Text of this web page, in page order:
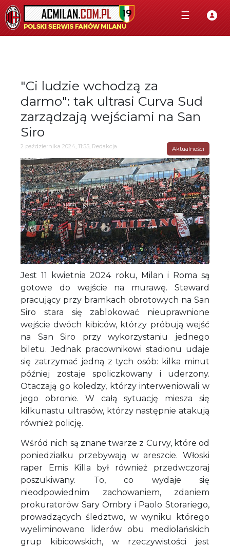
☰
"Ci ludzie wchodzą za
darmo": tak ultrasi Curva Sud
zarządzają wejściami na San
Siro
2 października 2024, 11:55, Redakcja Aktualności
Jest 11 kwietnia 2024 roku, Milan i Roma są
gotowe do wejście na murawę. Steward
pracujący przy bramkach obrotowych na San
Siro stara się zablokować nieuprawnione
wejście dwóch kibiców, którzy próbują wejść
na San Siro przy wykorzystaniu jednego
biletu. Jednak pracownikowi stadionu udaje
się zatrzymać jedną z tych osób: kilka minut
później zostaje spoliczkowany i uderzony.
Otaczają go koledzy, którzy interweniowali w
jego obronie. W całą sytuację miesza się
kilkunastu ultrasów, którzy następnie atakują
również policję.
Wśród nich są znane twarze z Curvy, które od
poniedziałku przebywają w areszcie. Włoski
raper Emis Killa był również przedwczoraj
poszukiwany. To, co wydaje się
nieodpowiednim zachowaniem, zdaniem
prokuratorów Sary Ombry i Paolo Storariego,
prowadzących śledztwo, w wyniku którego
wyeliminowano liderów obu mediolańskich
grup kibicowskich, w rzeczywistości jest